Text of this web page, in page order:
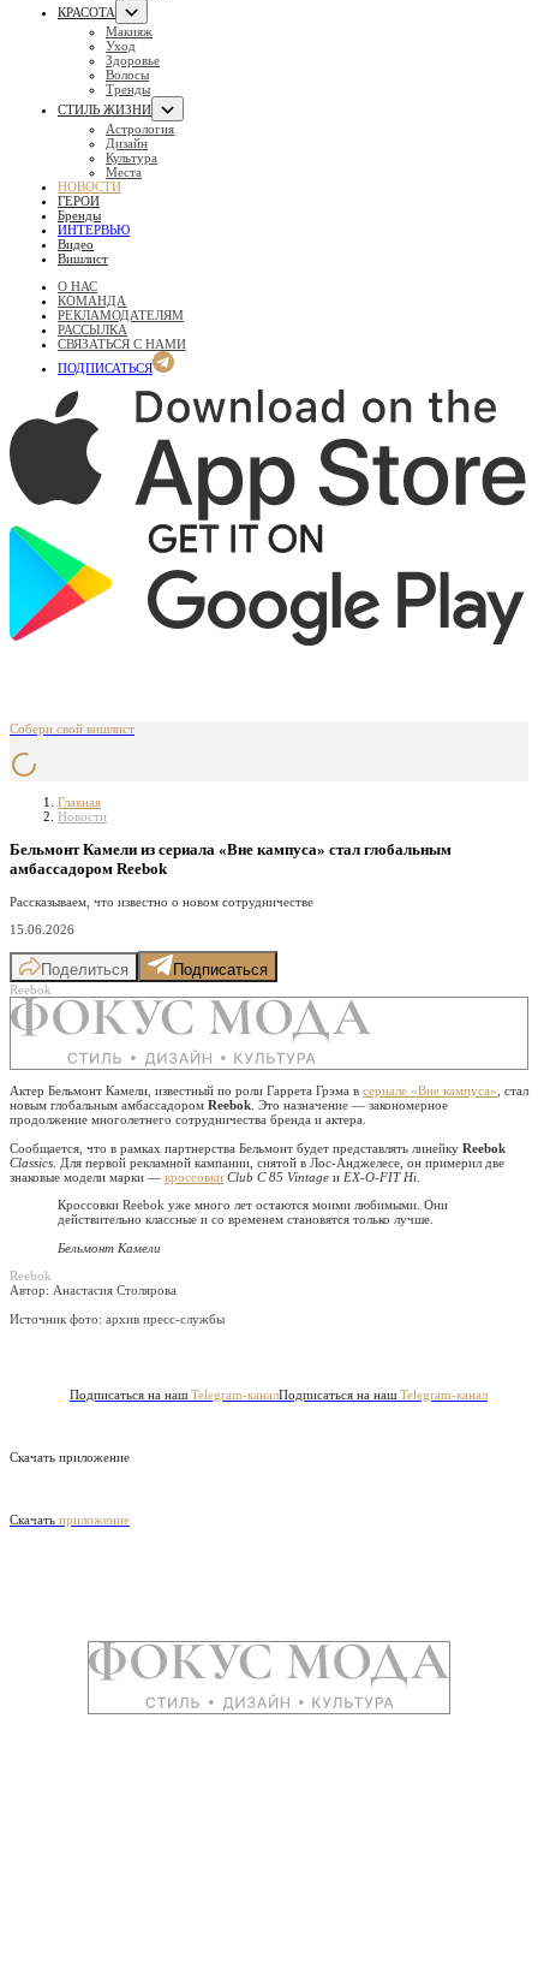
КРАСОТА
Макияж
Уход
Здоровье
Волосы
Тренды
СТИЛЬ ЖИЗНИ
Астрология
Дизайн
Культура
Места
НОВОСТИ
ГЕРОИ
Бренды
ИНТЕРВЬЮ
Видео
Вишлист
О НАС
КОМАНДА
РЕКЛАМОДАТЕЛЯМ
РАССЫЛКА
СВЯЗАТЬСЯ С НАМИ
ПОДПИСАТЬСЯ
Собери свой вишлист
Главная
Новости
Бельмонт Камели из сериала «Вне кампуса» стал глобальным
амбассадором Reebok
Рассказываем, что известно о новом сотрудничестве
15.06.2026
Поделиться Подписаться
Reebok
Актер Бельмонт Камели, известный по роли Гаррета Грэма в сериале «Вне кампуса» , стал
новым глобальным амбассадором Reebok . Это назначение — закономерное
продолжение многолетнего сотрудничества бренда и актера.
Сообщается, что в рамках партнерства Бельмонт будет представлять линейку Reebok
Classics . Для первой рекламной кампании, снятой в Лос-Анджелесе, он примерил две
знаковые модели марки — кроссовки Club C 85 Vintage и EX-O-FIT Hi
Кроссовки Reebok уже много лет остаются моими любимыми. Они
действительно классные и со временем становятся только лучше.
Бельмонт Камели
Reebok
Автор: Анастасия Столярова
Источник фото: архив пресс-службы
Подписаться на наш Telegram-каналПодписаться на наш Telegram-канал
Скачать приложение
Скачать приложение